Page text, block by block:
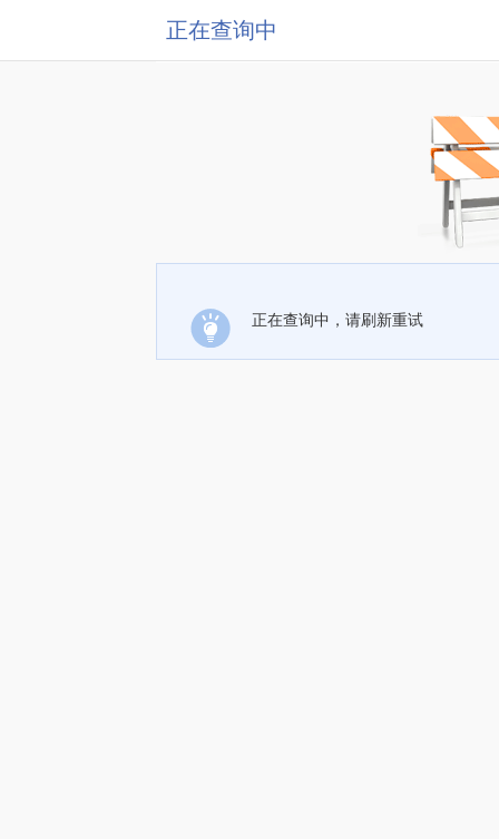
正在查询中
正在查询中，请刷新重试